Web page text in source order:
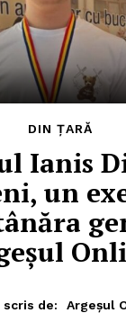
DIN ȚARĂ
Ianis
un
de:
Argeșul